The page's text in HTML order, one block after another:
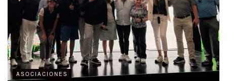
ASOCIACIONES